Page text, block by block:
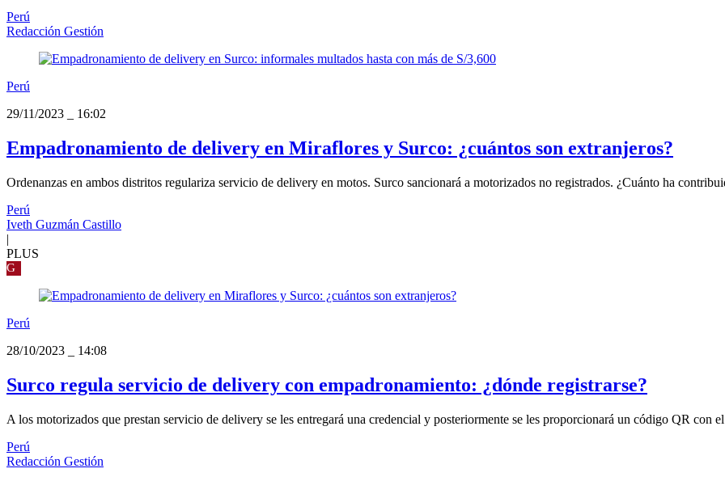
Perú
Redacción Gestión
Perú
29/11/2023
16:02
Empadronamiento de delivery en Miraflores y Surco: ¿cuántos son extranjeros?
Ordenanzas en ambos distritos regulariza servicio de delivery en motos. Surco sancionará a motorizados no registrados. ¿Cuánto ha
Perú
Iveth Guzmán Castillo
|
PLUS
G
Perú
28/10/2023
14:08
Surco regula servicio de delivery con empadronamiento: ¿dónde registrarse?
A los motorizados que prestan servicio de delivery se les entregará una credencial y posteriormente se les proporcionará un código QR con
Perú
Redacción Gestión